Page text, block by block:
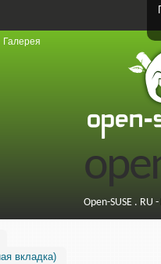
Галерея
Open-SUSE . RU
вкладка)